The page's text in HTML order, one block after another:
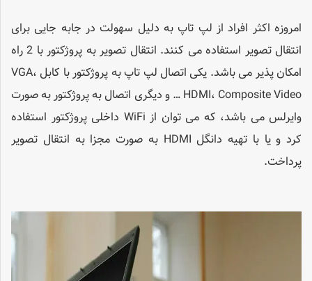
امروزه اکثر افراد از لپ تاپ به دلیل سهولت در جابه جایی برای
انتقال تصویر استفاده می کنند. انتقال تصویر به پروژکتور با 2 راه
امکان پذیر می باشد. یکی اتصال لپ تاپ به پروژکتور با کابل VGA،
HDMI، Composite Video … و دیگری اتصال به پروژکتور به صورت
وایرلس می باشد، که می توان از WiFi داخلی پروژکتور استفاده
کرد و یا با تهیه دانگل HDMI به صورت مجزا به انتقال تصویر
پرداخت.